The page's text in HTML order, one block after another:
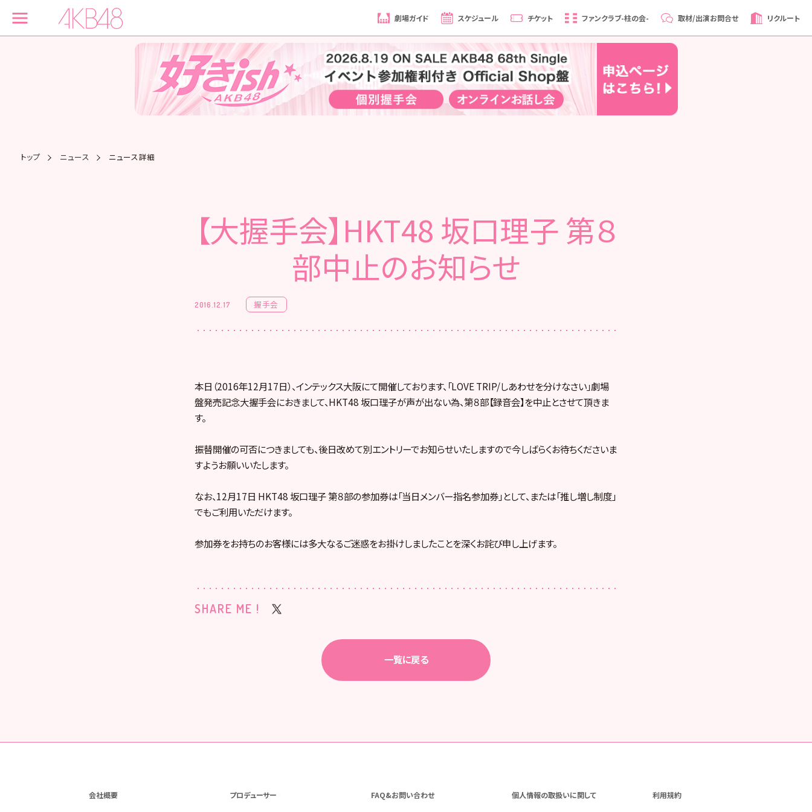
劇場ガイド スケジュール チケット ファンクラブ-柱の会- 取材/出演お問合せ リクルート
トップ ニュース ニュース詳細
【大握手会】HKT48 坂口理子 第８
部中止のお知らせ
2016.12.17 握手会
本日（2016年12月17日）、インテックス大阪にて開催しております、「LOVE TRIP/しあわせを分けなさい」劇場
盤発売記念大握手会におきまして、HKT48 坂口理子が声が出ない為、第８部【録音会】を中止とさせて頂きま
す。
振替開催の可否につきましても、後日改めて別エントリーでお知らせいたしますので今しばらくお待ちくださいま
すようお願いいたします。
なお、12月17日 HKT48 坂口理子 第８部の参加券は「当日メンバー指名参加券」として、または「推し増し制度」
でもご利用いただけます。
参加券をお持ちのお客様には多大なるご迷惑をお掛けしましたことを深くお詫び申し上げます。
SHARE ME !
一覧に戻る
会社概要 プロデューサー FAQ&お問い合わせ 個人情報の取扱いに関して 利用規約